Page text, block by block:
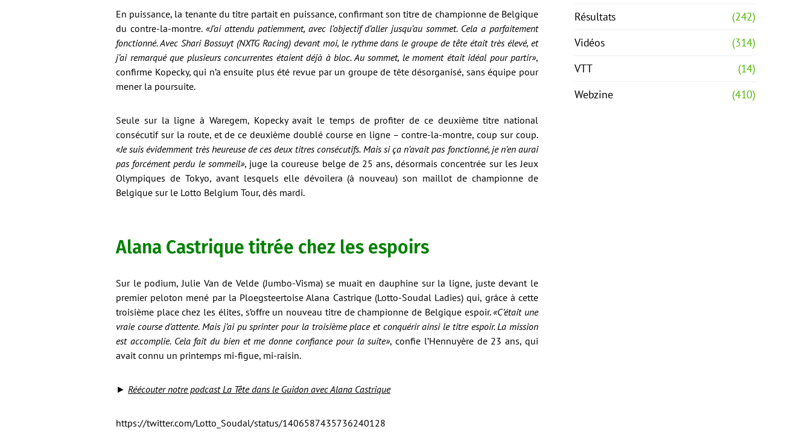
En puissance, la tenante du titre partait en puissance, confirmant son titre de championne de Belgique
du contre-la-montre. «J’ai attendu patiemment, avec l’objectif d’aller jusqu’au sommet. Cela a parfaitement
fonctionné. Avec Shari Bossuyt (NXTG Racing) devant moi, le rythme dans le groupe de tête était très élevé, et
j’ai remarqué que plusieurs concurrentes étaient déjà à bloc. Au sommet, le moment était idéal pour partir»,
confirme Kopecky, qui n’a ensuite plus été revue par un groupe de tête désorganisé, sans équipe pour
mener la poursuite.
Seule sur la ligne à Waregem, Kopecky avait le temps de profiter de ce deuxième titre national
consécutif sur la route, et de ce deuxième doublé course en ligne – contre-la-montre, coup sur coup.
«Je suis évidemment très heureuse de ces deux titres consécutifs. Mais si ça n’avait pas fonctionné, je n’en aurai
pas forcément perdu le sommeil», juge la coureuse belge de 25 ans, désormais concentrée sur les Jeux
Olympiques de Tokyo, avant lesquels elle dévoilera (à nouveau) son maillot de championne de
Belgique sur le Lotto Belgium Tour, dès mardi.
Alana Castrique titrée chez les espoirs
Sur le podium, Julie Van de Velde (Jumbo-Visma) se muait en dauphine sur la ligne, juste devant le
premier peloton mené par la Ploegsteertoise Alana Castrique (Lotto-Soudal Ladies) qui, grâce à cette
troisième place chez les élites, s’offre un nouveau titre de championne de Belgique espoir.«C’était une
vraie course d’attente. Mais j’ai pu sprinter pour la troisième place et conquérir ainsi le titre espoir. La mission
est accomplie. Cela fait du bien et me donne confiance pour la suite», confie l’Hennuyère de 23 ans, qui
avait connu un printemps mi-figue, mi-raisin.
► Réécouter notre podcast La Tête dans le Guidon avec Alana Castrique
https://twitter.com/Lotto_Soudal/status/1406587435736240128
Résultats
(242)
Vidéos
(314)
VTT
(14)
Webzine
(410)